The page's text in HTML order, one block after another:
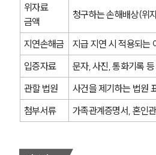
위자료
금액
청구하는 손해배상(위
지연손해금
지급 지연 시 적용되는
입증자료
문자, 사진, 통화기록
관할 법원
사건을 제기하는 법원
첨부서류
가족관계증명서, 혼인